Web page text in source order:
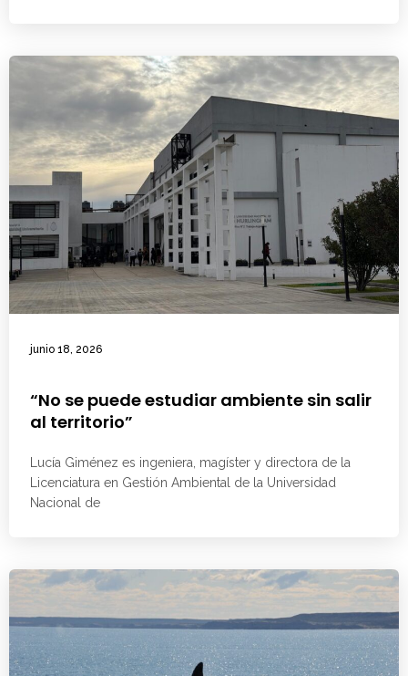
junio 18, 2026
“No se puede estudiar ambiente sin salir
al territorio”
Lucía Giménez es ingeniera, magíster y directora de la
Licenciatura en Gestión Ambiental de la Universidad
Nacional de